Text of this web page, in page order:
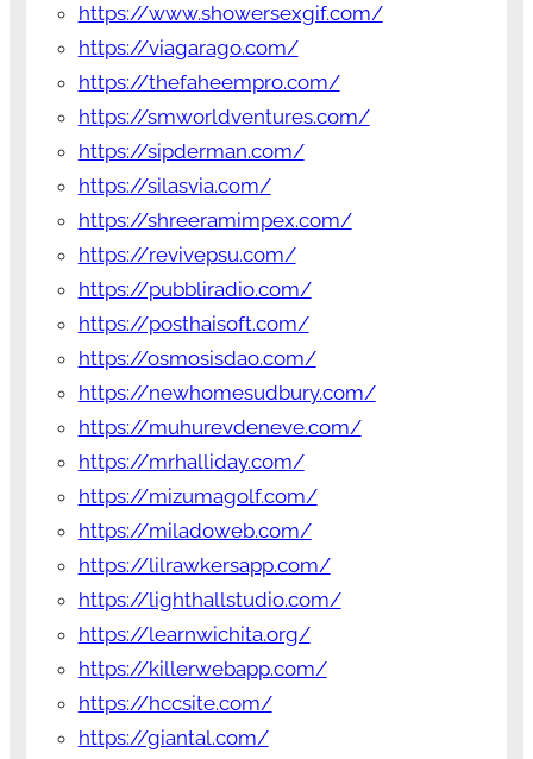
https://www.showersexgif.com/
https://viagarago.com/
https://thefaheempro.com/
https://smworldventures.com/
https://sipderman.com/
https://silasvia.com/
https://shreeramimpex.com/
https://revivepsu.com/
https://pubbliradio.com/
https://posthaisoft.com/
https://osmosisdao.com/
https://newhomesudbury.com/
https://muhurevdeneve.com/
https://mrhalliday.com/
https://mizumagolf.com/
https://miladoweb.com/
https://lilrawkersapp.com/
https://lighthallstudio.com/
https://learnwichita.org/
https://killerwebapp.com/
https://hccsite.com/
https://giantal.com/